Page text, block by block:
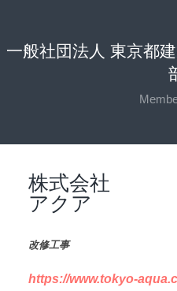
一般社団法人 東京都
株式会社
アクア
改修工事
https://www.tokyo-